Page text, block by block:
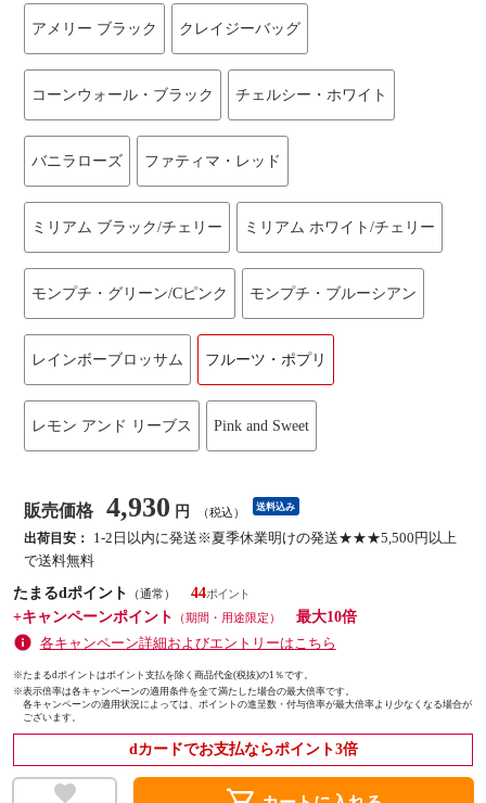
アメリー ブラック クレイジーバッグ
コーンウォール・ブラック チェルシー・ホワイト
バニラローズ ファティマ・レッド
ミリアム ブラック/チェリー ミリアム ホワイト/チェリー
モンプチ・グリーン/Cピンク モンプチ・ブルーシアン
レインボーブロッサム フルーツ・ポプリ
レモン アンド リーブス Pink and Sweet
販売価格 4,930 円 （税込） 送料込み
出荷目安：
1-2日以内に発送※夏季休業明けの発送★★★5,500円以上
で送料無料
たまるdポイント
（通常）
44
+キャンペーンポイント
（期間・用途限定）
最大10倍
各キャンペーン詳細およびエントリーはこちら
※たまるdポイントはポイント支払を除く商品代金(税抜)の1％です。
※表示倍率は各キャンペーンの適用条件を全て満たした場合の最大倍率です。
各キャンペーンの適用状況によっては、ポイントの進呈数・付与倍率が最大倍率より少なくなる場合が
ございます。
dカードでお支払ならポイント3倍